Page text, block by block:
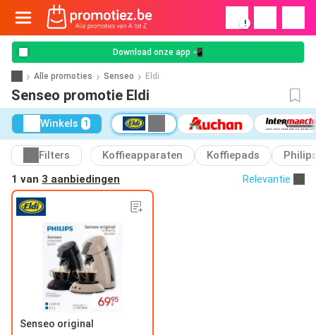
!
Download onze app 📲
Alle promoties Senseo Eldi
Senseo promotie Eldi
Winkels 1
Filters Koffieapparaten Koffiepads
1 van 3 aanbiedingen Relevantie
Senseo original